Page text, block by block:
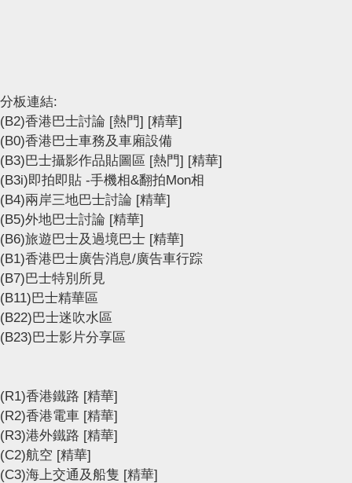
分板連結:
(B2)香港巴士討論 [熱門] [精華]
(B0)香港巴士車務及車廂設備
(B3)巴士攝影作品貼圖區 [熱門] [精華]
(B3i)即拍即貼 -手機相&翻拍Mon相
(B4)兩岸三地巴士討論 [精華]
(B5)外地巴士討論 [精華]
(B6)旅遊巴士及過境巴士 [精華]
(B1)香港巴士廣告消息/廣告車行踪
(B7)巴士特別所見
(B11)巴士精華區
(B22)巴士迷吹水區
(B23)巴士影片分享區
(R1)香港鐵路 [精華]
(R2)香港電車 [精華]
(R3)港外鐵路 [精華]
(C2)航空 [精華]
(C3)海上交通及船隻 [精華]